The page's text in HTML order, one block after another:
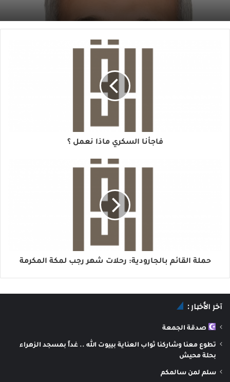
فاجأنا السكري ماذا نعمل ؟
حملة القائم بالجارودية: رحلات شهر رجب لمكة المكرمة
آخر الأخبار :
صدقة الجمعة
تطوع معنا وشاركنا ثواب العناية بييوت الله .. غداً بمسجد الزهراء
بحلة محيش
سلم لمن سالمكم